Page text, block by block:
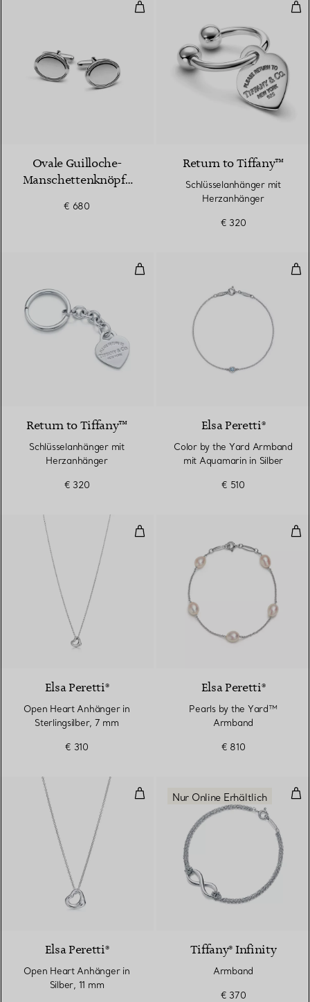
Ovale Guilloche-
Ovale Guilloche-
Manschettenknöpfe
€ 680
Return to Tiffany™
Schlüsselanhänger mit
Herzanhänger
€ 320
Schlüsselanhänger mit
Return to Tiffany™
Schlüsselanhänger mit
Herzanhänger
€ 320
Elsa Peretti®
Color by the Yard Armband
mit Aquamarin in Silber
€ 510
Open Heart Anhänger in
Elsa Peretti®
Open Heart Anhänger in
Sterlingsilber, 7 mm
€ 310
Elsa Peretti®
Pearls by the Yard™
Armband
€ 810
Open Heart Anhänger in Silber,
Elsa Peretti®
Open Heart Anhänger in
Silber, 11 mm
Nur Online Erhältlich
Tiffany® Infinity
Armband
€ 370